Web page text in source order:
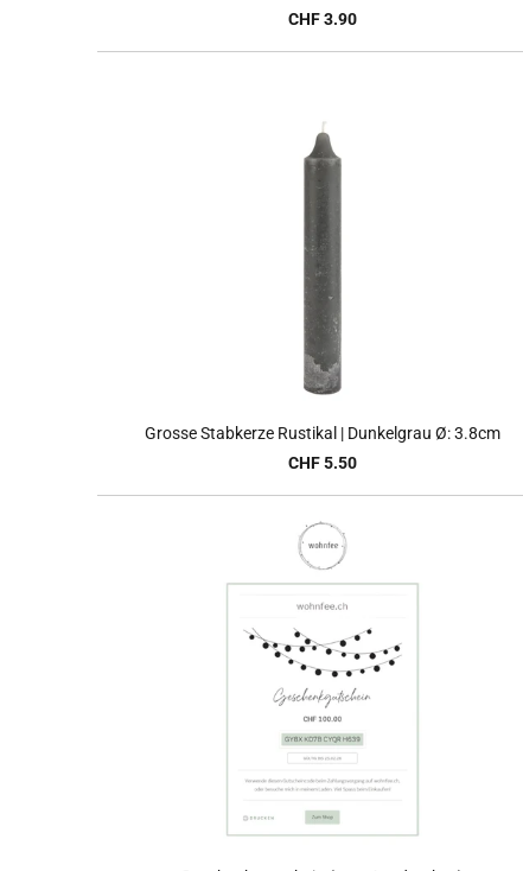
CHF 3.90
Grosse Stabkerze Rustikal | Dunkelgrau Ø: 3.8cm
CHF 5.50